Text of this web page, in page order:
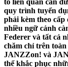
quy trình tuyển
phải kèm theo
nhiều ngữ cảnh
Federer và tất cả
chăm chỉ trên
JANZZon! và
thể khắc phục